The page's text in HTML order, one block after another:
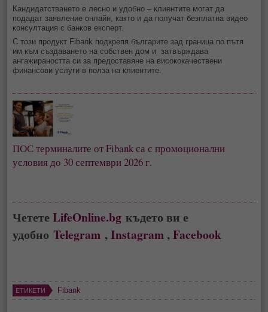
Кандидатстването е лесно и удобно – клиентите могат да
подадат заявление онлайн, както и да получат безплатна видео
консултация с банков експерт.
С този продукт Fibank подкрепя българите зад граница по пътя
им към създаването на собствен дом и затвърждава
ангажираността си за предоставяне на висококачествени
финансови услуги в полза на клиентите.
ПОС терминалите от Fibank са с промоционални
условия до 30 септември 2026 г.
ЧететеLifeOnline.bg където ви е
удобноTelegram ,Instagram ,Facebook
ЕТИКЕТИ Fibank